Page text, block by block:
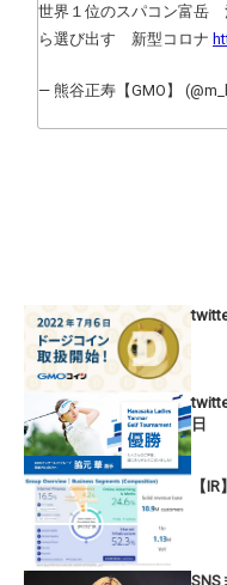
世界１位のスパコン富岳
ら選び出す 新型コロナ
— 熊谷正寿【GMO】
日
【
SNS